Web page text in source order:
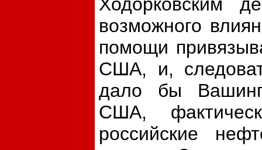
возможного
помощи
США, и,
дало бы
США,
российские